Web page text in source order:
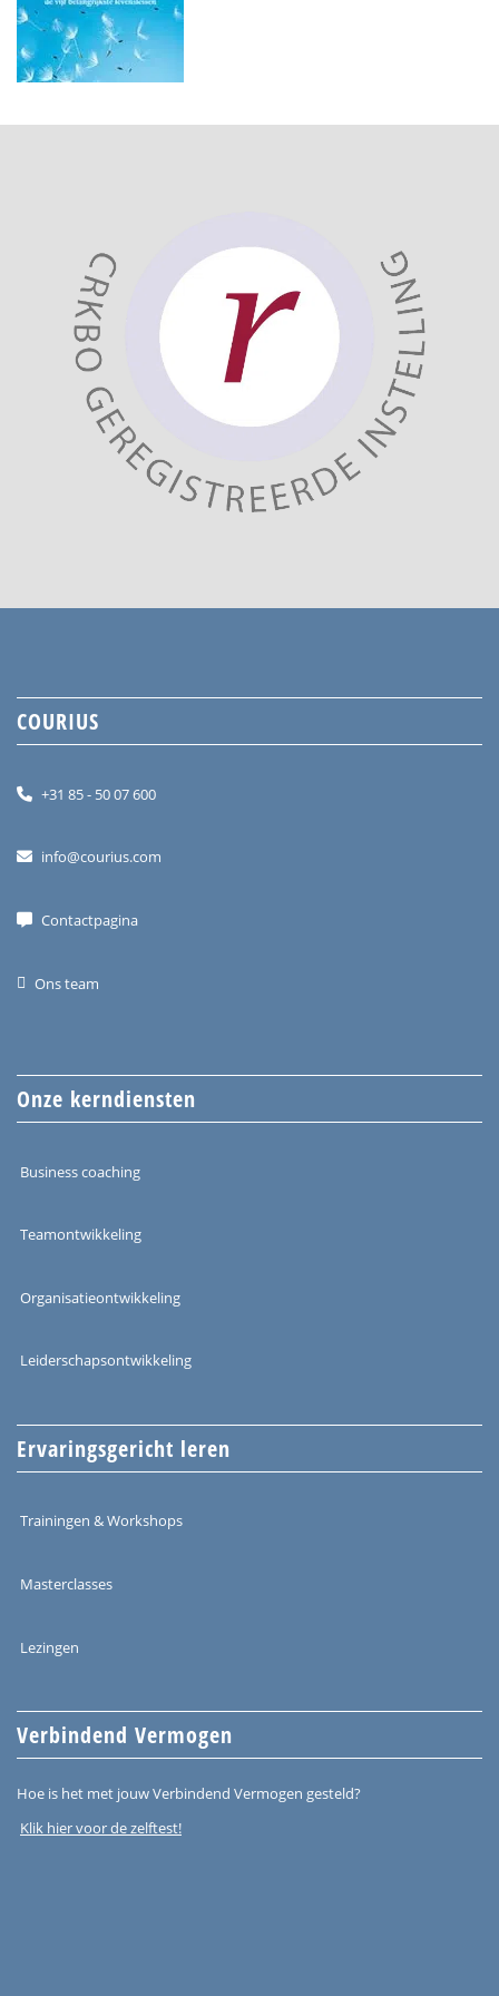
COURIUS
+31 85 - 50 07 600
info@courius.com
Contactpagina
Ons team
Onze kerndiensten
Business coaching
Teamontwikkeling
Organisatieontwikkeling
Leiderschapsontwikkeling
Ervaringsgericht leren
Trainingen & Workshops
Masterclasses
Lezingen
Verbindend Vermogen
Hoe is het met jouw Verbindend Vermogen gesteld?
Klik hier voor de zelftest!